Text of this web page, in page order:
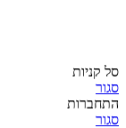
סל קניות
סגור
התחברות
סגור